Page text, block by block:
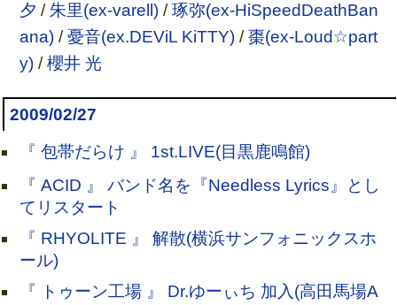
夕 /朱里(ex-varell)/琢弥(ex-HiSpeedDeathBan
ana)/憂音(ex.DEViL KiTTY)/棗(ex-Loud☆part
y)/櫻井 光
2009/02/27
『 包帯だらけ 』 1st.LIVE(目黒鹿鳴館)
『 ACID 』 バンド名を『Needless Lyrics』とし
てリスタート
『 RHYOLITE 』 解散(横浜サンフォニックスホ
ール)
『 トゥーン工場 』 Dr.ゆーぃち 加入(高田馬場A